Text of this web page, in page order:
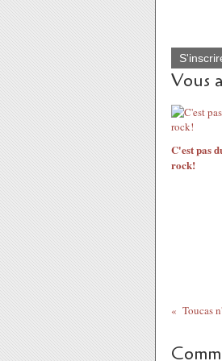
Vous
C'est pas
rock!
Toucas